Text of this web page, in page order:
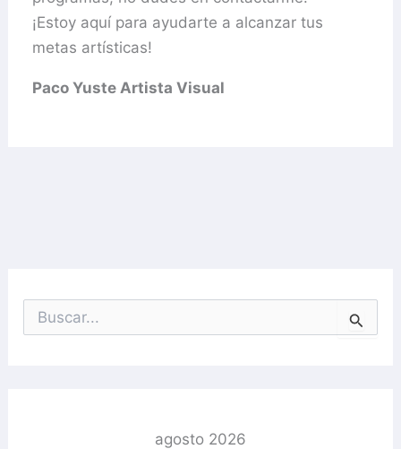
¡Estoy aquí para ayudarte a alcanzar tus
metas artísticas!
Paco Yuste Artista Visual
u
agosto 2026